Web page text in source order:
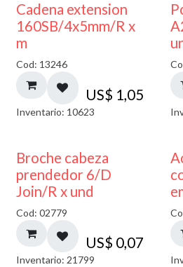
Cadena extension
160SB/4x5mm/R x
m
Cod: 13246
US$ 1,05
Inventario: 10623
Broche cabeza
prendedor 6/D
Join/R x und
Cod: 02779
US$ 0,07
Inventario: 21799